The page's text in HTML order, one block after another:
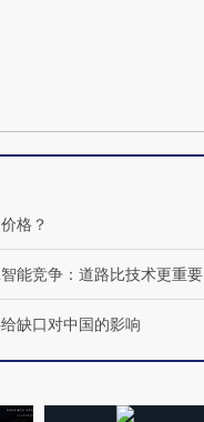
格？
能竞争：道路比技术更重要
缺口对中国的影响